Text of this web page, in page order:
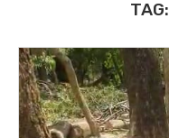
TAG: